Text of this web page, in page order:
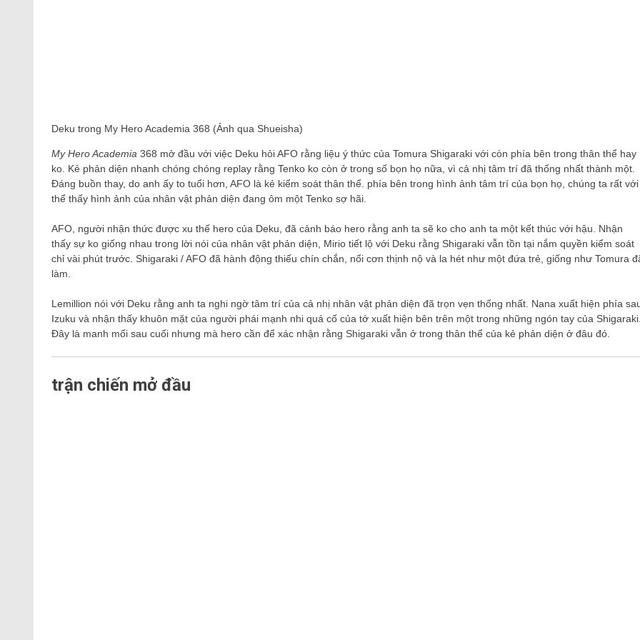
Deku trong My Hero Academia 368 (Ảnh qua Shueisha)
My Hero Academia 368 mở đầu với việc Deku hỏi AFO rằng liệu ý thức của Tomura Shigaraki với còn phía bên trong thân thể hay
ko. Kẻ phản diện nhanh chóng chóng replay rằng Tenko ko còn ở trong số bọn họ nữa, vì cả nhị tâm trí đã thống nhất thành một.
Đáng buồn thay, do anh ấy to tuổi hơn, AFO là kẻ kiểm soát thân thể. phía bên trong hình ảnh tâm trí của bọn họ, chúng ta rất với
thể thấy hình ảnh của nhân vật phản diện đang ôm một Tenko sợ hãi.
AFO, người nhận thức được xu thế hero của Deku, đã cảnh báo hero rằng anh ta sẽ ko cho anh ta một kết thúc với hậu. Nhận
thấy sự ko giống nhau trong lời nói của nhân vật phản diện, Mirio tiết lộ với Deku rằng Shigaraki vẫn tồn tại nắm quyền kiểm soát
chỉ vài phút trước. Shigaraki / AFO đã hành động thiếu chín chắn, nổi cơn thịnh nộ và la hét như một đứa trẻ, giống như Tomura
làm.
Lemillion nói với Deku rằng anh ta nghi ngờ tâm trí của cả nhị nhân vật phản diện đã trọn vẹn thống nhất. Nana xuất hiện phía
Izuku và nhận thấy khuôn mặt của người phái mạnh nhi quá cố của tớ xuất hiện bên trên một trong những ngón tay của Shigaraki.
Đây là manh mối sau cuối nhưng mà hero cần để xác nhận rằng Shigaraki vẫn ở trong thân thể của kẻ phản diện ở đâu đó.
trận chiến mở đầu